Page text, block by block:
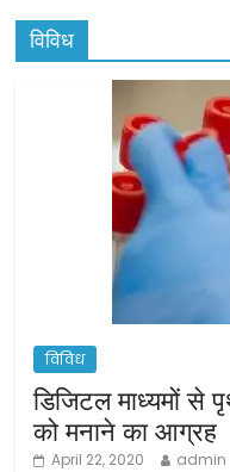
विविध
विविध
डिजिटल माध्यमों से
को मनाने का आग्रह
April 22, 2020 admin